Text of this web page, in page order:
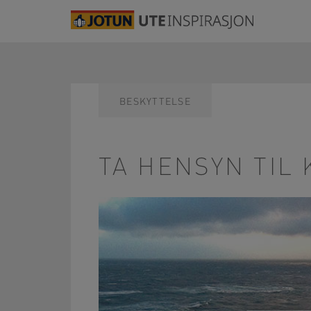
BESKYTTELSE
TA HENSYN TIL